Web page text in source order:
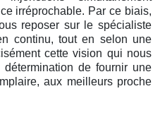
irréprochable. Par ce biais,
reposer sur le spécialiste
continu, tout en selon une
cette vision qui nous
de fournir une
aux meilleurs proche